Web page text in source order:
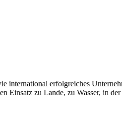
international erfolgreiches
Einsatz zu Lande, zu Wasser, in